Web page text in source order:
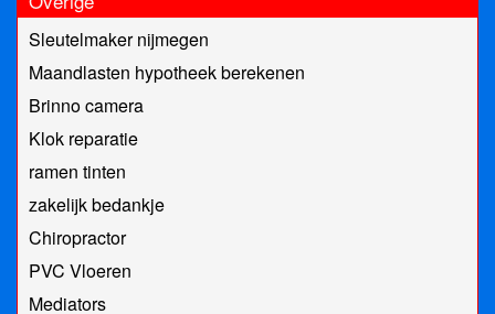
Sleutelmaker nijmegen
Maandlasten hypotheek berekenen
Brinno camera
Klok reparatie
ramen tinten
zakelijk bedankje
Chiropractor
PVC Vloeren
Mediators